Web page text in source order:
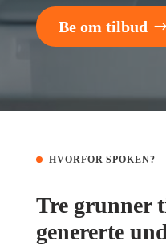
Be om tilbud
HVORFOR SPOKEN?
Tre grunner
genererte